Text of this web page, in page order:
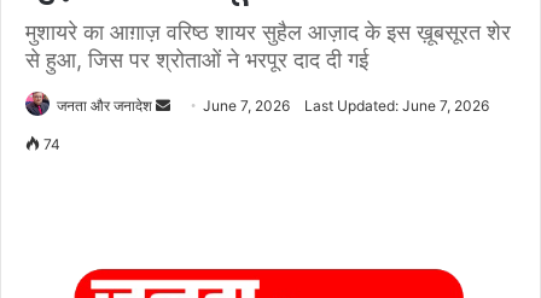
मुशायरे का आग़ाज़ वरिष्ठ शायर सुहैल आज़ाद के इस ख़ूबसूरत शेर
से हुआ, जिस पर श्रोताओं ने भरपूर दाद दी गई
जनता और जनादेश
e
June 7, 2026 Last Updated: June 7, 2026
74